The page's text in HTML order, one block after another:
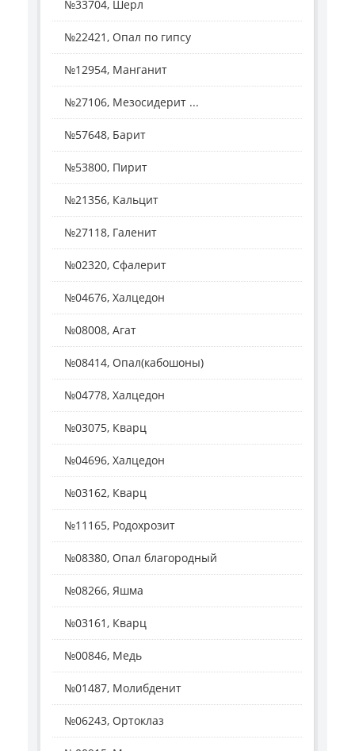
№33704, Шерл
№22421, Опал по гипсу
№12954, Манганит
№27106, Мезосидерит ...
№57648, Барит
№53800, Пирит
№21356, Кальцит
№27118, Галенит
№02320, Сфалерит
№04676, Халцедон
№08008, Агат
№08414, Опал(кабошоны)
№04778, Халцедон
№03075, Кварц
№04696, Халцедон
№03162, Кварц
№11165, Родохрозит
№08380, Опал благородный
№08266, Яшма
№03161, Кварц
№00846, Медь
№01487, Молибденит
№06243, Ортоклаз